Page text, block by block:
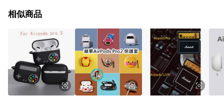
球嚴選、商城、專案商品、「草莓網」全館商品。 4. 如取消訂
回饋。 5. 點數回饋會扣除所有折扣優惠後之最終發票金額計算，
實際回饋請依LINE購物通知為主。 6. 訂單如有使用東森購物
ETMall站內之折扣優惠(包含但不限於東森幣、樂透金、東森現金
券等)，不具點數回饋資格。詳細請依東森購物ETMall之結帳頁面
顯示為準。 7. LINE購物設有「單一商品最高回饋點數」機制(特
殊活動時開放「回饋無上限」)，以同一訂單中同一商品不論件數
計算，並依訂單成立時間當下LINE購物所設定的回饋機制為準。
相似商品